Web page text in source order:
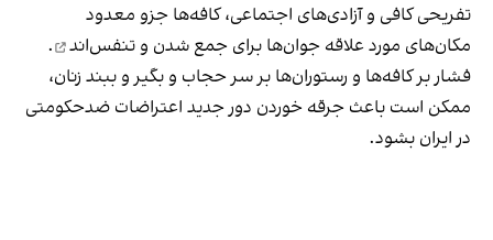
تفریحی کافی و آزادی‌های اجتماعی، کافه‌ها جزو معدود
مکان‌های مورد علاقه جوان‌ها برای جمع شدن و تنفس‌اند
.
فشار بر کافه‌ها و رستوران‌ها بر سر حجاب و بگیر و ببند زنان،
ممکن است باعث جرقه خوردن دور جدید اعتراضات ضدحکومتی
در ایران بشود.